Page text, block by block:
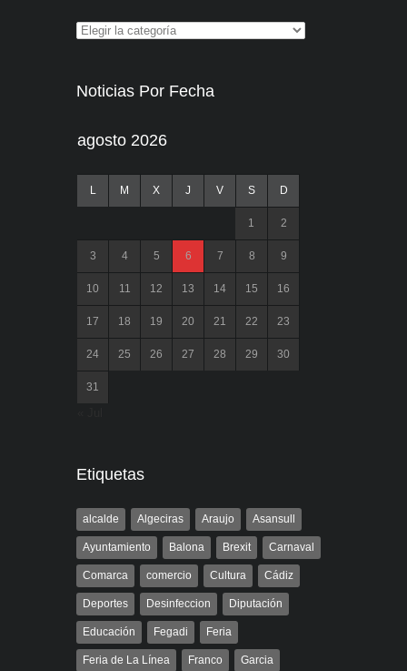
Noticias Por Fecha
agosto 2026
L M X J V S D
1 2
3 4 5 6 7 8 9
10 11 12 13 14 15 16
17 18 19 20 21 22 23
24 25 26 27 28 29 30
31
Etiquetas
alcalde Algeciras Araujo Asansull
Ayuntamiento Balona Brexit Carnaval
Comarca comercio Cultura Cádiz
Deportes Desinfeccion Diputación
Educación Fegadi Feria
Feria de La Línea Franco Garcia